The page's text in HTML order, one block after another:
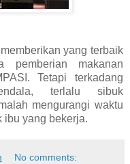
yang terbaik
makanan
Tetapi terkadang
terlalu sibuk
mengurangi waktu
ibu yang bekerja.
No comments: